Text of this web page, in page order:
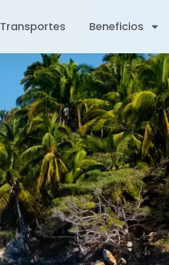
Transportes Beneficios